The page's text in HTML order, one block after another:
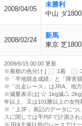
2008/04/05
未勝利
中山 ダ
2008/02/24
新馬
東京 芝
2009/6/15 00:00 更新
※着順の色分け [
:1着
※「平地競走成績」と「障害
※「出走レース」はJRA、地
※減量表示は[
:1kg減 :2kg
年以上、又は101勝以上の女性
※「上3F」表記のデータにつ
スに関しては平均Fで計測され
※JRA主催以外のレースでは